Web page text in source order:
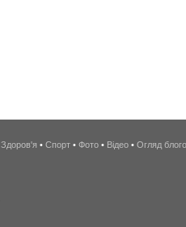
Здоров'я • Спорт • Фото • Відео • Огляд